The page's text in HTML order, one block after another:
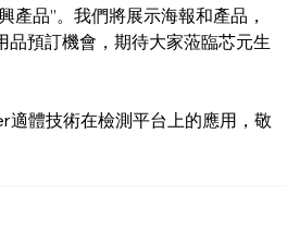
品”。我們將展示海報和產品，
預訂機會，期待大家蒞臨芯元生
體技術在檢測平台上的應用，敬